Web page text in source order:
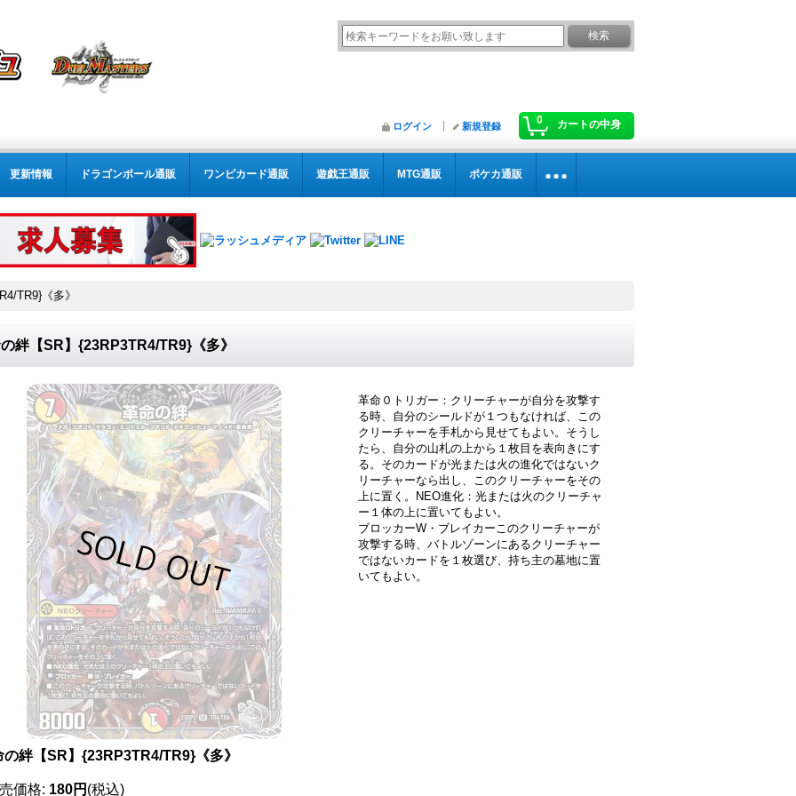
0 カートの中身
ログイン 新規登録
更新情報 ドラゴンボール通販 ワンピカード通販 遊戯王通販 MTG通販 ポケカ通販
TR9}《多》
絆【SR】{23RP3TR4/TR9}《多》
革命０トリガー：クリーチャーが自分を攻撃す
る時、自分のシールドが１つもなければ、この
クリーチャーを手札から見せてもよい。そうし
たら、自分の山札の上から１枚目を表向きにす
る。そのカードが光または火の進化ではないク
リーチャーなら出し、このクリーチャーをその
上に置く。NEO進化：光または火のクリーチャ
ー１体の上に置いてもよい。
ブロッカーW・ブレイカーこのクリーチャーが
攻撃する時、バトルゾーンにあるクリーチャー
ではないカードを１枚選び、持ち主の墓地に置
いてもよい。
の絆【SR】{23RP3TR4/TR9}《多》
価格: 180円 (税込)